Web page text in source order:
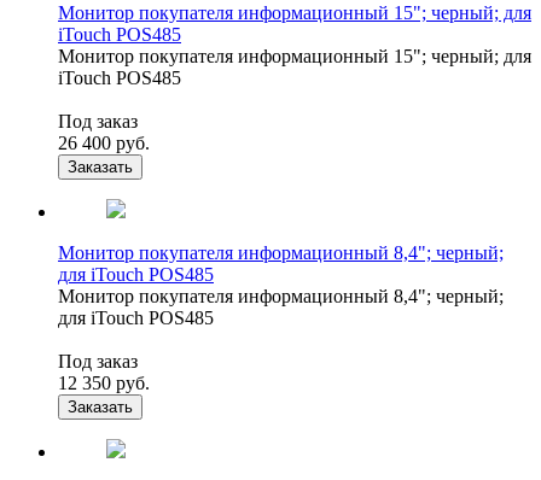
Монитор покупателя информационный 15"; черный; для
iTouch POS485
Монитор покупателя информационный 15"; черный; для
iTouch POS485
Под заказ
26 400 руб.
Заказать
Монитор покупателя информационный 8,4"; черный;
для iTouch POS485
Монитор покупателя информационный 8,4"; черный;
для iTouch POS485
Под заказ
12 350 руб.
Заказать